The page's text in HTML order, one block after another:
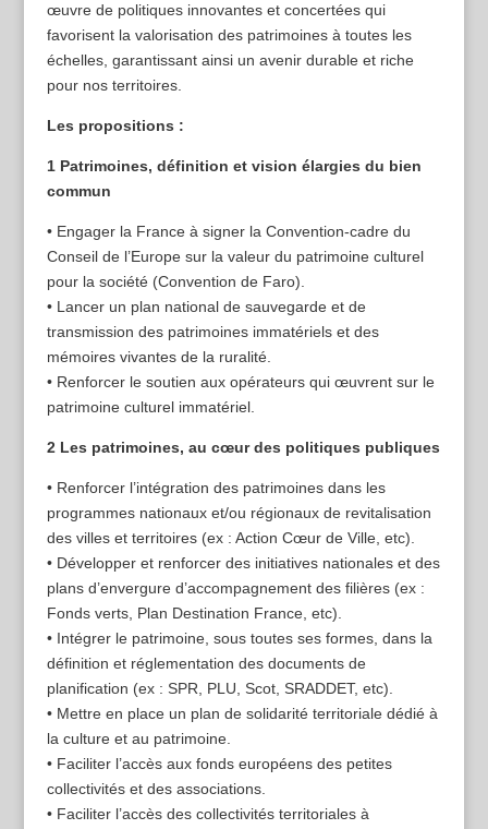
œuvre de politiques innovantes et concertées qui
favorisent la valorisation des patrimoines à toutes les
échelles, garantissant ainsi un avenir durable et riche
pour nos territoires.
Les propositions :
1 Patrimoines, définition et vision élargies du bien
commun
• Engager la France à signer la Convention-cadre du
Conseil de l’Europe sur la valeur du patrimoine culturel
pour la société (Convention de Faro).
• Lancer un plan national de sauvegarde et de
transmission des patrimoines immatériels et des
mémoires vivantes de la ruralité.
• Renforcer le soutien aux opérateurs qui œuvrent sur le
patrimoine culturel immatériel.
2 Les patrimoines, au cœur des politiques publiques
• Renforcer l’intégration des patrimoines dans les
programmes nationaux et/ou régionaux de revitalisation
des villes et territoires (ex : Action Cœur de Ville, etc).
• Développer et renforcer des initiatives nationales et des
plans d’envergure d’accompagnement des filières (ex :
Fonds verts, Plan Destination France, etc).
• Intégrer le patrimoine, sous toutes ses formes, dans la
définition et réglementation des documents de
planification (ex : SPR, PLU, Scot, SRADDET, etc).
• Mettre en place un plan de solidarité territoriale dédié à
la culture et au patrimoine.
• Faciliter l’accès aux fonds européens des petites
collectivités et des associations.
• Faciliter l’accès des collectivités territoriales à